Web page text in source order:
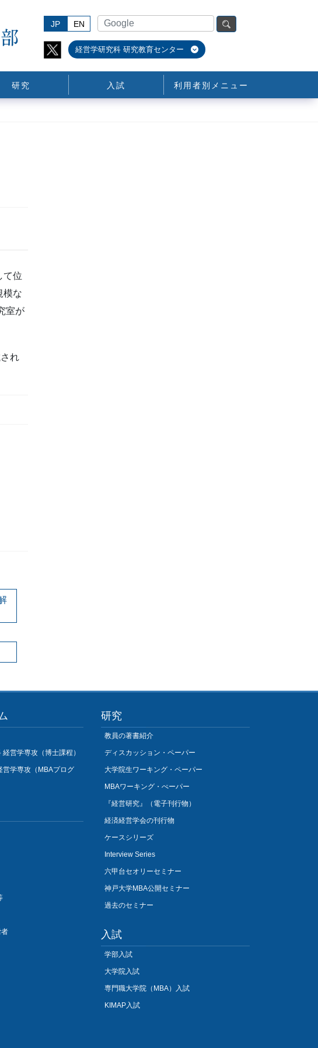
JP EN
経営学研究科 研究教育センター
研究 入試 利用者別メニュー
て位
模な
室が
れ
営学専攻（博士課程）
営学専攻（MBAプログ
研究
教員の著書紹介
ディスカッション・ペーパー
大学院生ワーキング・ペーパー
MBAワーキング・ぺーパー
『経営研究』（電子刊行物）
経済経営学会の刊行物
ケースシリーズ
Interview Series
六甲台セオリーセミナー
神戸大学MBA公開セミナー
過去のセミナー
入試
学部入試
大学院入試
専門職大学院（MBA）入試
KIMAP入試